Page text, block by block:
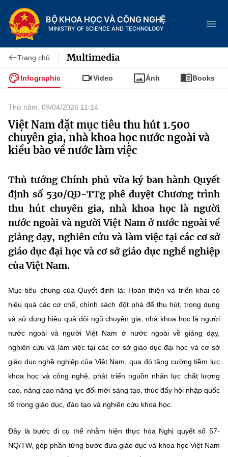
BỘ KHOA HỌC VÀ CÔNG NGHỆ
MINISTRY OF SCIENCE AND TECHNOLOGY
Trang chủ
Giới thiệu
Cơ cấu tổ chức
Lịch sử phát triển
Sở Khoa học và Công nghệ
Khoa học và Công nghệ
Đổi mới sáng tạo
Chuyển đổi số
Bưu chính, Viễn thông
Sở hữu trí tuệ
Tiêu chuẩn, đo lường, chất lượng
Năng lượng nguyên tử
Tin tổng hợp
Tin địa phương
Dịch vụ công
Hệ thống văn bản
Văn bản QPPL
Văn bản chỉ đạo điều hành
Lấy ý kiến người dân về dự thảo VBQPPL
MST IOFFICE
THỐNG KÊ
Khoa học và Công nghệ
Chuyển đổi số
Bưu chính, Viễn thông
Sở hữu trí tuệ
Năng lượng nguyên tử
Multimedia
THƯ ĐIỆN TỬ
Khác
Videos
Infographic
Ảnh
Trang chủ Multimedia
Infographic Video Ảnh Books
Thứ năm, 09/04/2026 11:14
Việt Nam đặt mục tiêu thu hút 1.500
chuyên gia, nhà khoa học nước ngoài và
kiều bào về nước làm việc
Thủ tướng Chính phủ vừa ký ban hành Quyết
định số 530/QĐ-TTg phê duyệt Chương trình
thu hút chuyên gia, nhà khoa học là người
nước ngoài và người Việt Nam ở nước ngoài về
giảng dạy, nghiên cứu và làm việc tại các cơ sở
giáo dục đại học và cơ sở giáo dục nghề nghiệp
của Việt Nam.
Mục tiêu chung của Quyết định là: Hoàn thiện và triển khai có
hiệu quả các cơ chế, chính sách đột phá để thu hút, trọng dụng
và sử dụng hiệu quả đội ngũ chuyên gia, nhà khoa học là người
nước ngoài và người Việt Nam ở nước ngoài về giảng dạy,
nghiên cứu và làm việc tại các cơ sở giáo dục đại học và cơ sở
giáo dục nghề nghiệp của Việt Nam, qua đó tăng cường tiềm lực
khoa học và công nghệ, phát triển nguồn nhân lực chất lượng
cao, nâng cao năng lực đổi mới sáng tạo, thúc đẩy hội nhập quốc
tế trong giáo dục, đào tạo và nghiên cứu khoa học.
Đây là bước đi cụ thể nhằm hiện thực hóa Nghị quyết số 57-
NQ/TW, góp phần từng bước đưa giáo dục và khoa học Việt Nam